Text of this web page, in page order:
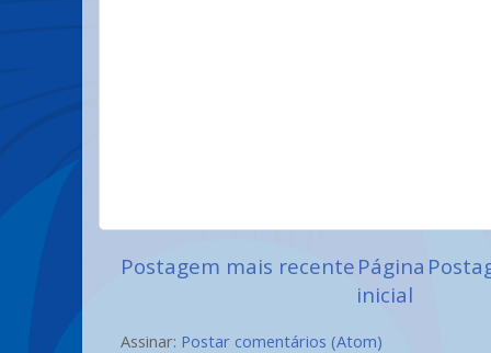
Postagem mais recentePágina
inicial
Assinar: Postar comentários (Atom)